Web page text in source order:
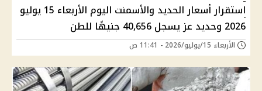
استقرار أسعار الحديد والأسمنت اليوم الأربعاء 15 يوليو
2026 وحديد عز يسجل 40,656 جنيهًا للطن
الأربعاء 15/يوليو/2026 - 11:41 ص